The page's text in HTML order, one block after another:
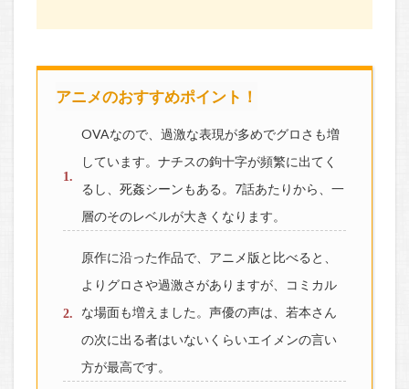
アニメのおすすめポイント！
OVAなので、過激な表現が多めでグロさも増
しています。ナチスの鉤十字が頻繁に出てく
るし、死姦シーンもある。7話あたりから、一
層のそのレベルが大きくなります。
原作に沿った作品で、アニメ版と比べると、
よりグロさや過激さがありますが、コミカル
な場面も増えました。声優の声は、若本さん
の次に出る者はいないくらいエイメンの言い
方が最高です。